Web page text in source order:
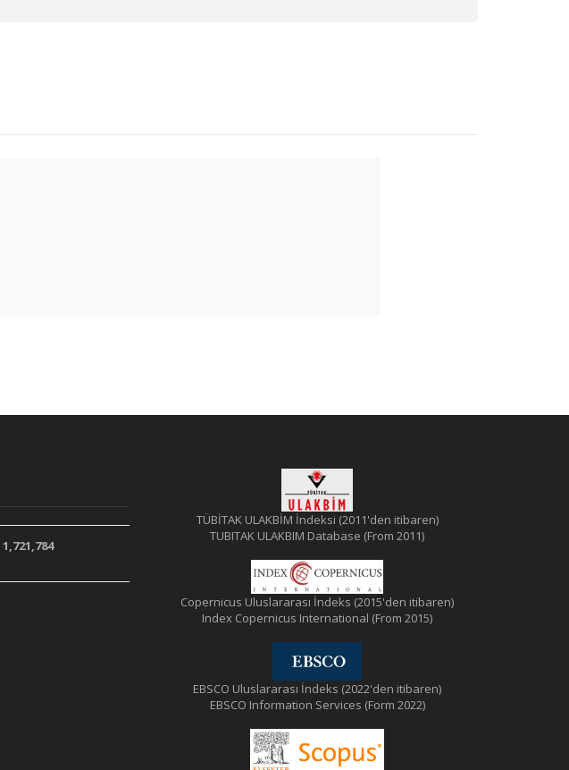
1,721,784
TÜBİTAK ULAKBİM İndeksi (2011'den itibaren)
TUBITAK ULAKBIM Database (From 2011)
Copernicus Uluslararası İndeks (2015'den itibaren)
Index Copernicus International (From 2015)
EBSCO Uluslararası İndeks (2022'den itibaren)
EBSCO Information Services (Form 2022)